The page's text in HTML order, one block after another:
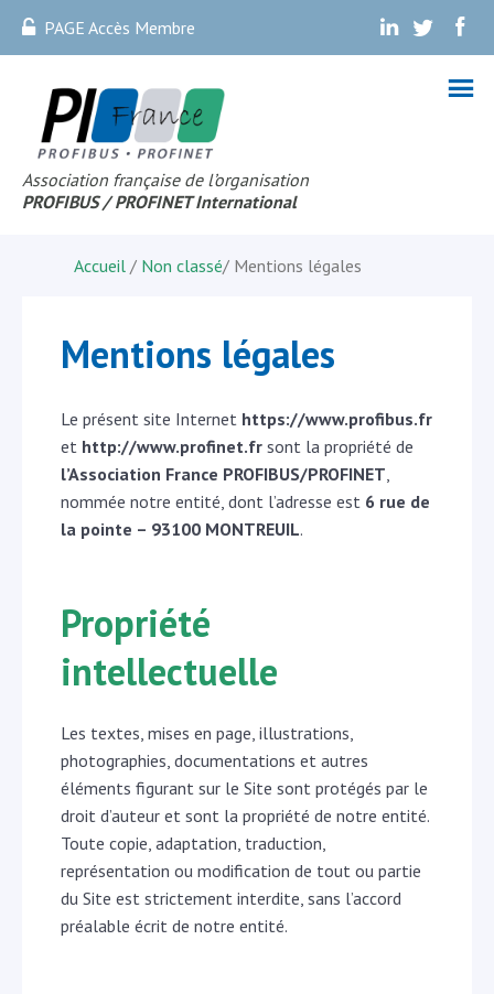
PAGE Accès Membre . . .
Association française de l’organisation
PROFIBUS / PROFINET International
Accueil / Non classé/ Mentions légales
Mentions légales
Le présent site Internet https://www.profibus.fr
et http://www.profinet.fr sont la propriété de
l’Association France PROFIBUS/PROFINET,
nommée notre entité, dont l’adresse est 6 rue de
la pointe – 93100 MONTREUIL.
Propriété
intellectuelle
Les textes, mises en page, illustrations,
photographies, documentations et autres
éléments figurant sur le Site sont protégés par le
droit d’auteur et sont la propriété de notre entité.
Toute copie, adaptation, traduction,
représentation ou modification de tout ou partie
du Site est strictement interdite, sans l’accord
préalable écrit de notre entité.